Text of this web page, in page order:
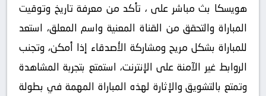
هويسكا بث مباشر على ، تأكد من معرفة تاريخ وتوقيت
المباراة والتحقق من القناة المعنية واسم المعلق، استعد
للمباراة بشكل مريح ومشاركة الأصدقاء إذا أمكن، وتجنب
الروابط غير الآمنة على الإنترنت، استمتع بتجربة المشاهدة
وتمتع بالتشويق والإثارة لهذه المباراة المهمة في بطولة